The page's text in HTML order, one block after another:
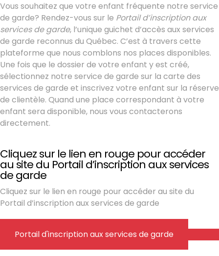
Vous souhaitez que votre enfant fréquente notre service
de garde? Rendez-vous sur le Portail d’inscription aux
services de garde, l’unique guichet d’accès aux services
de garde reconnus du Québec. C’est à travers cette
plateforme que nous comblons nos places disponibles.
Une fois que le dossier de votre enfant y est créé,
sélectionnez notre service de garde sur la carte des
services de garde et inscrivez votre enfant sur la réserve
de clientèle. Quand une place correspondant à votre
enfant sera disponible, nous vous contacterons
directement.
Cliquez sur le lien en rouge pour accéder
au site du Portail d’inscription aux services
de garde
Cliquez sur le lien en rouge pour accéder au site du
Portail d’inscription aux services de garde
Portail d'inscription aux services de garde